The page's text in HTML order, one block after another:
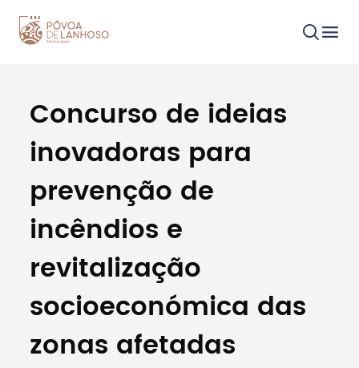
Procurar
Tipo de conteúdo
Filtros
Concurso de ideias
inovadoras para
prevenção de
incêndios e
revitalização
socioeconómica das
zonas afetadas